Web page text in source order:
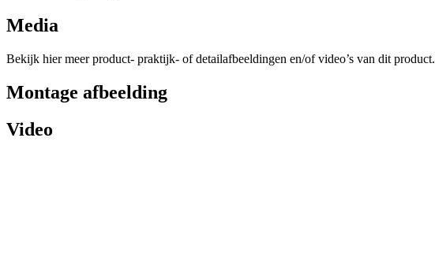
Media
Bekijk hier meer product- praktijk- of detailafbeeldingen en/of video’s van dit product.
Montage afbeelding
Video